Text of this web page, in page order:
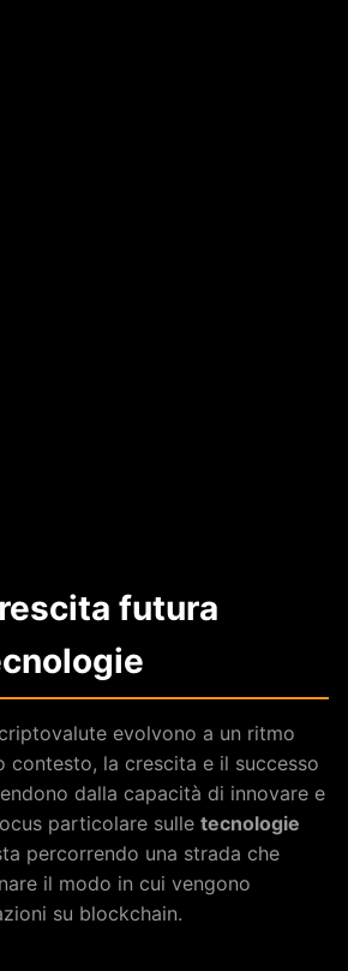
futura
evolvono a un ritmo
contesto, la crescita e il successo
dalla capacità di innovare e
particolare sulle tecnologie
percorrendo una strada che
il modo in cui vengono
su blockchain.